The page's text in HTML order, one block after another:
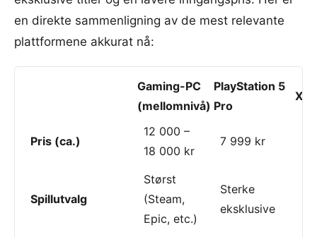
en direkte sammenligning av de mest relevante
plattformene akkurat nå:
Gaming-PC
(mellomnivå)
PlayStation 5
Pro
Pris (ca.)
12 000 –
18 000 kr
7 999 kr
Spillutvalg
Størst
(Steam,
Epic, etc.)
Sterke
eksklusive